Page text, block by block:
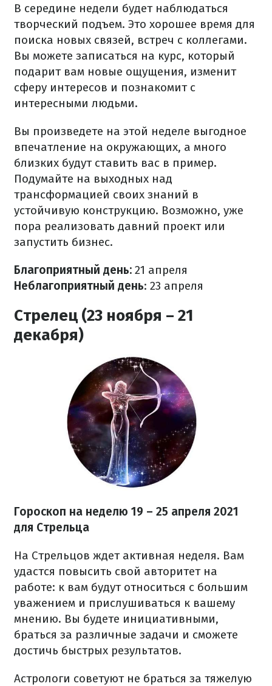
В середине недели будет наблюдаться
творческий подъем. Это хорошее время для
поиска новых связей, встреч с коллегами.
Вы можете записаться на курс, который
подарит вам новые ощущения, изменит
сферу интересов и познакомит с
интересными людьми.
Вы произведете на этой неделе выгодное
впечатление на окружающих, а много
близких будут ставить вас в пример.
Подумайте на выходных над
трансформацией своих знаний в
устойчивую конструкцию. Возможно, уже
пора реализовать давний проект или
запустить бизнес.
Благоприятный день: 21 апреля
Неблагоприятный день: 23 апреля
Стрелец (23 ноября – 21
декабря)
Гороскоп на неделю 19 – 25 апреля 2021
для Стрельца
На Стрельцов ждет активная неделя. Вам
удастся повысить свой авторитет на
работе: к вам будут относиться с большим
уважением и прислушиваться к вашему
мнению. Вы будете инициативными,
браться за различные задачи и сможете
достичь быстрых результатов.
Астрологи советуют не браться за тяжелую